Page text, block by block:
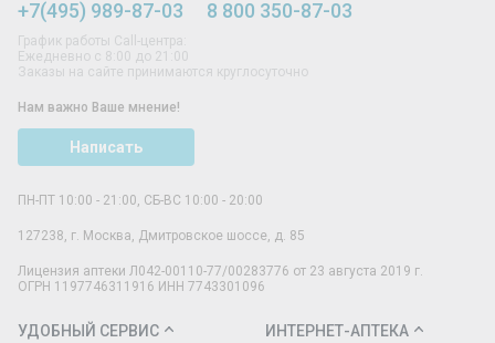
+7(495) 989-87-03 8 800 350-87-03
График работы Call-центра:
Ежедневно с 8:00 до 21:00
Заказы на сайте принимаются круглосуточно
Нам важно Ваше мнение!
Написать
ПН-ПТ 10:00 - 21:00, СБ-ВС 10:00 - 20:00
127238, г. Москва, Дмитровское шоссе, д. 85
Лицензия аптеки Л042-00110-77/00283776 от 23 августа 2019 г.
ОГРН 1197746311916 ИНН 7743301096
УДОБНЫЙ СЕРВИС ИНТЕРНЕТ-АПТЕКА